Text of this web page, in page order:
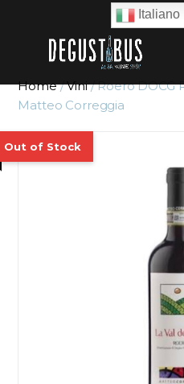
Home/Vini/ Roero DOCG
Matteo Correggia
Italiano